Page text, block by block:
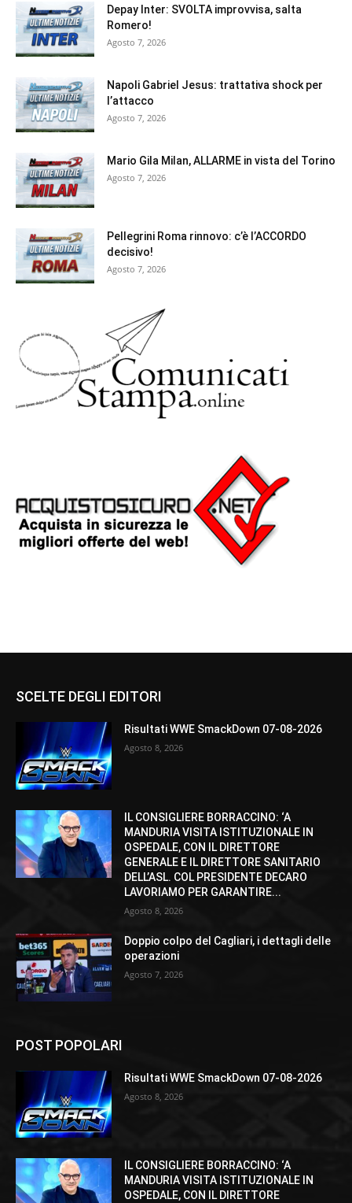
Depay Inter: SVOLTA improvvisa, salta
Romero!
Agosto 7, 2026
Napoli Gabriel Jesus: trattativa shock per
l’attacco
Agosto 7, 2026
Mario Gila Milan, ALLARME in vista del Torino
Agosto 7, 2026
Pellegrini Roma rinnovo: c’è l’ACCORDO
decisivo!
Agosto 7, 2026
SCELTE DEGLI EDITORI
Risultati WWE SmackDown 07-08-2026
Agosto 8, 2026
IL CONSIGLIERE BORRACCINO: ‘A
MANDURIA VISITA ISTITUZIONALE IN
OSPEDALE, CON IL DIRETTORE
GENERALE E IL DIRETTORE SANITARIO
DELL’ASL. COL PRESIDENTE DECARO
LAVORIAMO PER GARANTIRE...
Agosto 8, 2026
Doppio colpo del Cagliari, i dettagli delle
operazioni
Agosto 7, 2026
POST POPOLARI
Risultati WWE SmackDown 07-08-2026
Agosto 8, 2026
IL CONSIGLIERE BORRACCINO: ‘A
MANDURIA VISITA ISTITUZIONALE IN
OSPEDALE, CON IL DIRETTORE